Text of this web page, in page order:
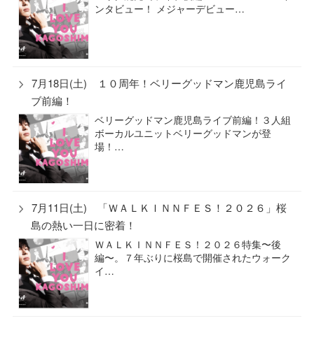
ンタビュー！ メジャーデビュー…
7月18日(土) １０周年！ベリーグッドマン鹿児島ライ
ブ前編！
ベリーグッドマン鹿児島ライブ前編！３人組
ボーカルユニットベリーグッドマンが登
場！…
7月11日(土) 「ＷＡＬＫＩＮＮＦＥＳ！２０２６」桜
島の熱い一日に密着！
ＷＡＬＫＩＮＮＦＥＳ！２０２６特集〜後
編〜。７年ぶりに桜島で開催されたウォーク
イ…